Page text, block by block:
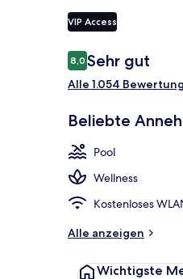
VIP Access
Bewertungen
8,08,0 von 10.
Sehr gut
Alle 1.054
Beliebte
Pool
Wellness
Kostenloses
Alle anzeigen
Wichtigste